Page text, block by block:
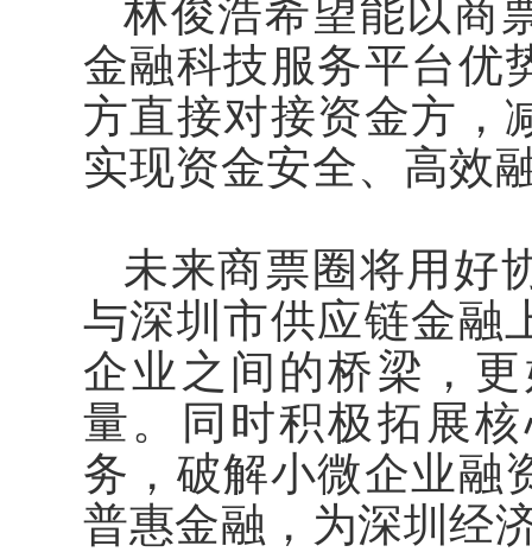
林俊浩希望能以商
金融科技服务平台优
方直接对接资金方，
实现资金安全、高效
未来商票圈将用好
与深圳市供应链金融
企业之间的桥梁，
量。同时积极拓展
务，破解小微企业融
普惠金融，为深圳经